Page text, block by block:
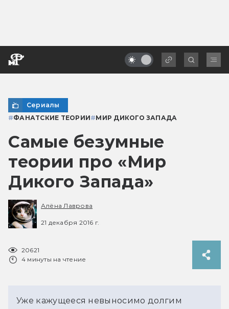
Сериалы
#ФАНАТСКИЕ ТЕОРИИ#МИР ДИКОГО ЗАПАДА
Самые безумные
теории про «Мир
Дикого Запада»
Алёна Лаврова
21 декабря 2016 г.
20621
4 минуты на чтение
Уже кажущееся невыносимо долгим